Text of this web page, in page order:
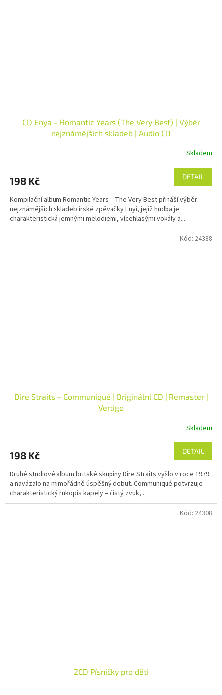
CD Enya – Romantic Years (The Very Best) | Výběr
nejznámějších skladeb | Audio CD
Skladem
198 Kč DETAIL
Kompilační album Romantic Years – The Very Best přináší výběr
nejznámějších skladeb irské zpěvačky Enyi, jejíž hudba je
charakteristická jemnými melodiemi, vícehlasými vokály a...
Dire Straits – Communiqué | Originální CD | Remaster |
Vertigo
Skladem
198 Kč DETAIL
Druhé studiové album britské skupiny Dire Straits vyšlo v roce 1979
a navázalo na mimořádně úspěšný debut. Communiqué potvrzuje
charakteristický rukopis kapely – čistý zvuk,...
Kód: 24388
2CD Písničky pro děti
Kód: 24308